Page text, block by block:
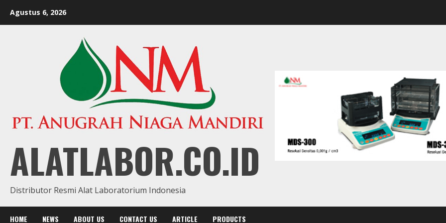
Agustus 6, 2026
ALATLABOR.CO.ID
Distributor Resmi Alat Laboratorium Indonesia
HOME NEWS ABOUT US CONTACT US ARTICLE PRODUCTS